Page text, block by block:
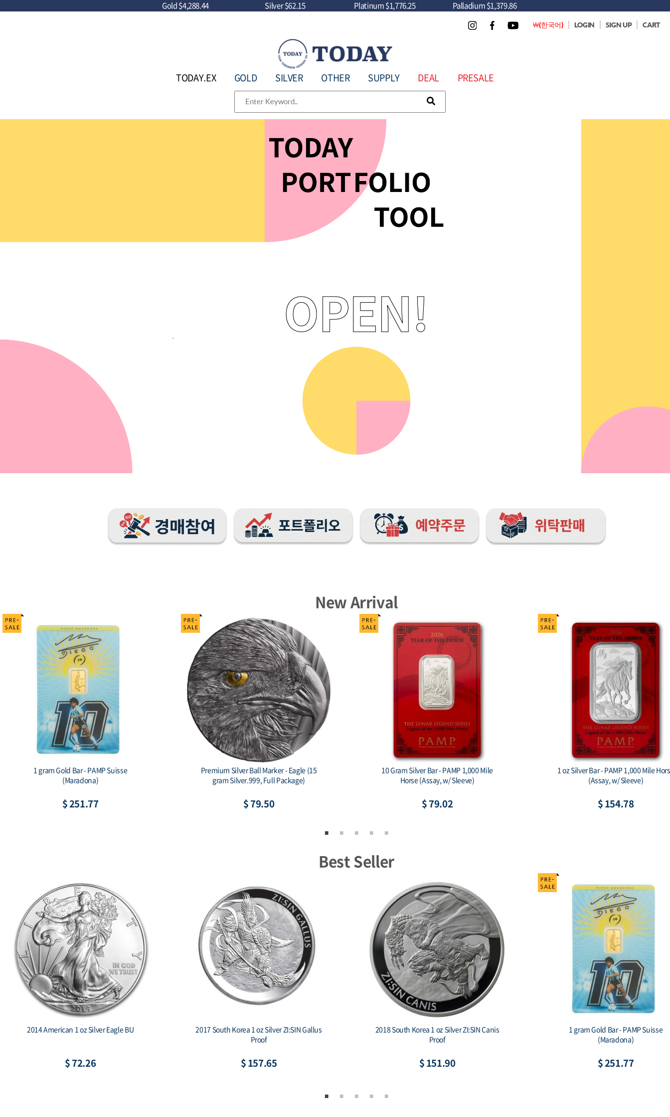
Gold$4,288.44 Silver$62.15 Platinum$1,776.25 Palladium$1,379.86
￦(한국어) LOGIN SIGN UP CART
TODAY.EX GOLD SILVER OTHER SUPPLY DEAL PRESALE
New Arrival
2026 Australia 1 kilo Silver Lunar Horse
BU (Series III) Color
$ 2,524.46
Scottsdale Mint Some Bunny Loves You 1
oz Silver Colorized Bar
$ 80.62
China 2026 - China Dragon Ag999 1 oz BU
$ 83.75
Australian Koala 2026 1 Kilo
Coin
$ 2,423.67
Best Seller
2019 South Korea 1 oz Silver Taekwondo
2018 South Korea 1 oz Silver 1 Clay
Chiwoo Cheonwang Proof
2019 South Korea 1 oz Silver Tiger Proof
2 oz Silver Gichuk Stele
Bar (기축명 아미